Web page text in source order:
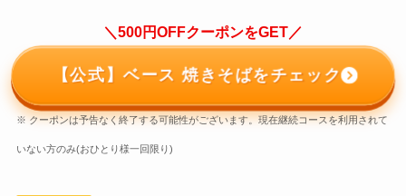
＼500円OFFクーポンをGET／
【公式】ベース 焼きそばをチェック
※ クーポンは予告なく終了する可能性がございます。現在継続コースを利用されて
いない方のみ(おひとり様一回限り)